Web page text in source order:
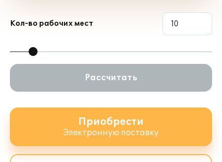
Кол-во рабочих мест
Рассчитать
Приобрести
Электронную поставку